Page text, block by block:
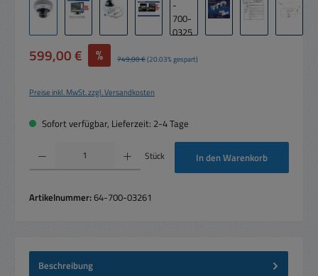
Verkaufspreis:
599,00 € % Regulärer Preis:
749,00 €(20.03% gespart)
Preise inkl. MwSt. zzgl. Versandkosten
Sofort verfügbar, Lieferzeit: 2-4 Tage
Produkt Anzahl: Gib den gewünschten Wert ein oder benutze die Schaltflächen um
Stück In den Warenkorb
Artikelnummer:64-700-03261
Beschreibung